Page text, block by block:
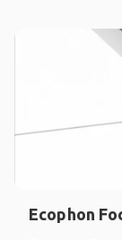
Ecophon